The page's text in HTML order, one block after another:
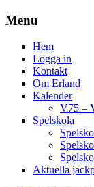
Menu
Hem
Logga in
Kontakt
Om Erland
Kalender
V75 –
Spelskola
Aktuella